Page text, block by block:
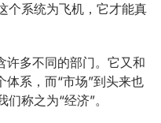
个系统为飞机，它才能真
许多不同的部门。它又和
体系，而“市场”到头来也
称之为“经济”。